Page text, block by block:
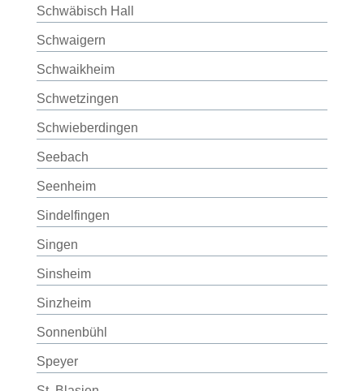
Schwäbisch Hall
Schwaigern
Schwaikheim
Schwetzingen
Schwieberdingen
Seebach
Seenheim
Sindelfingen
Singen
Sinsheim
Sinzheim
Sonnenbühl
Speyer